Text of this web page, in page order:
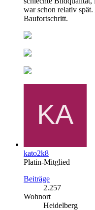
war schon relativ
Baufortschritt.
kato2k8
Platin-Mitglied
Beiträge
2.257
Wohnort
Heidelberg